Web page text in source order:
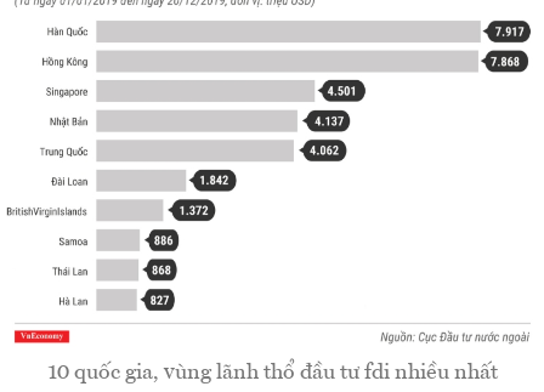
10 quốc gia, vùng lãnh thổ đầu tư fdi nhiều nhất